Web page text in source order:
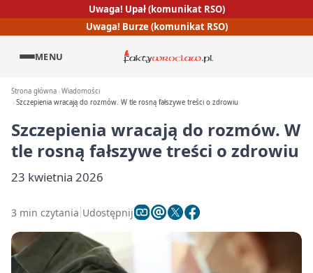
Uwaga! Upał (komunikat RSO)
Uwaga! Burze (komunikat RSO)
MENU
Strona główna Wiadomości
Szczepienia wracają do rozmów. W tle rosną fałszywe treści o zdrowiu
Szczepienia wracają do rozmów. W
tle rosną fałszywe treści o zdrowiu
23 kwietnia 2026
3 min czytania Udostępnij